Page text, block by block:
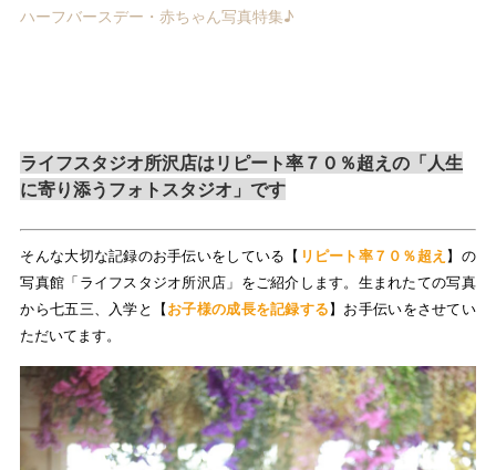
ハーフバースデー・赤ちゃん写真特集♪
ライフスタジオ所沢店はリピート率７０％超えの「人生
に寄り添うフォトスタジオ」です
そんな大切な記録のお手伝いをしている【 リピート率７０％超え 】の
写真館「ライフスタジオ所沢店」をご紹介します。生まれたての写真
から七五三、入学と【お子様の成長を記録する】お手伝いをさせてい
ただいてます。